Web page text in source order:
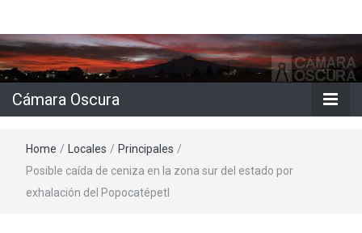
Cámara
Oscura
Cámara Oscura
Home / Locales / Principales /
Posible caída de ceniza en la zona sur del estado por
exhalación del Popocatépetl